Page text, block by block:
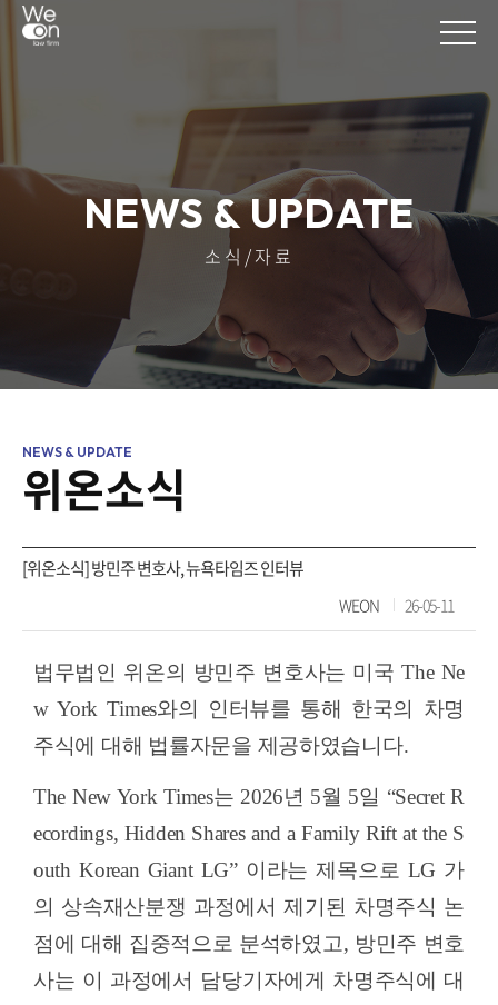
NEWS & UPDATE
소식/자료
위온소식
[위온소식] 방민주 변호사, 뉴욕타임즈 인터뷰
WEON 26-05-11
법무법인 위온의 방민주 변호사는 미국 The Ne
w York Times와의 인터뷰를 통해 한국의 차명
주식에 대해 법률자문을 제공하였습니다.
The New York Times는 2026년 5월 5일 “Secret R
ecordings, Hidden Shares and a Family Rift at the S
outh Korean Giant LG” 이라는 제목으로 LG 가
의 상속재산분쟁 과정에서 제기된 차명주식 논
점에 대해 집중적으로 분석하였고, 방민주 변호
사는 이 과정에서 담당기자에게 차명주식에 대